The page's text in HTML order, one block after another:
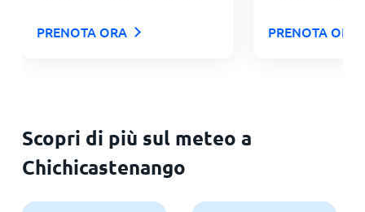
PRENOTA ORA PRENOTA ORA
Scopri di più sul meteo a
Chichicastenango